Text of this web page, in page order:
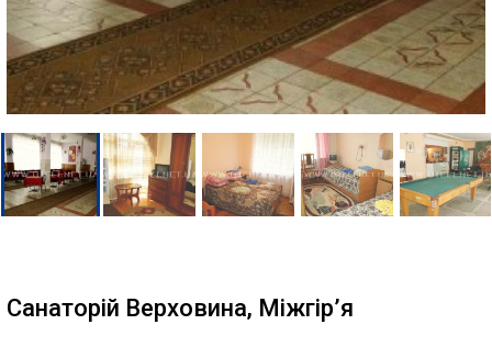
Санаторій Верховина, Міжгір’я